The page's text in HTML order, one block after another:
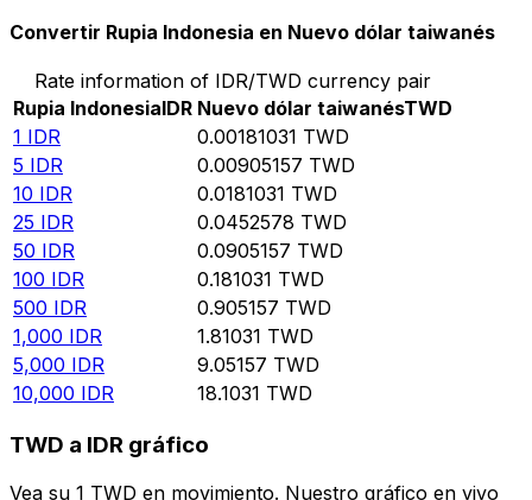
Convertir Rupia Indonesia en Nuevo dólar taiwanés
Rate information of IDR/TWD currency pair
Rupia IndonesiaIDR Nuevo dólar taiwanésTWD
1 IDR 0.00181031 TWD
5 IDR 0.00905157 TWD
10 IDR 0.0181031 TWD
25 IDR 0.0452578 TWD
50 IDR 0.0905157 TWD
100 IDR 0.181031 TWD
500 IDR 0.905157 TWD
1,000 IDR 1.81031 TWD
5,000 IDR 9.05157 TWD
10,000 IDR 18.1031 TWD
TWD a IDR gráfico
Vea su 1 TWD en movimiento. Nuestro gráfico en vivo